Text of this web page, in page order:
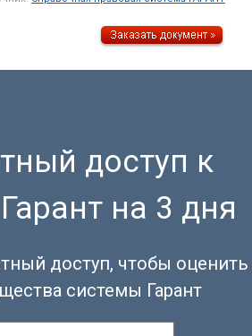
доступ к
на 3 дня
доступ, чтобы оценить
системы Гарант